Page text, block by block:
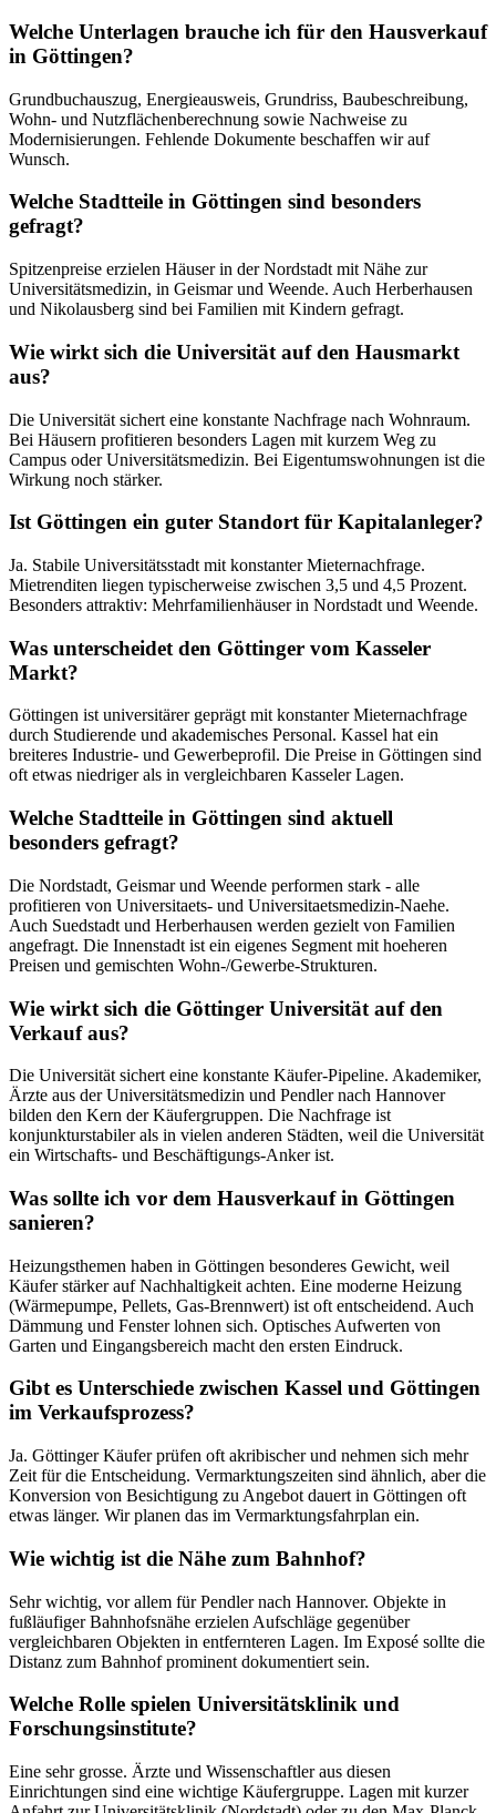
Welche Unterlagen brauche ich für den Hausverkauf
in Göttingen?
Grundbuchauszug, Energieausweis, Grundriss, Baubeschreibung,
Wohn- und Nutzflächenberechnung sowie Nachweise zu
Modernisierungen. Fehlende Dokumente beschaffen wir auf
Wunsch.
Welche Stadtteile in Göttingen sind besonders
gefragt?
Spitzenpreise erzielen Häuser in der Nordstadt mit Nähe zur
Universitätsmedizin, in Geismar und Weende. Auch Herberhausen
und Nikolausberg sind bei Familien mit Kindern gefragt.
Wie wirkt sich die Universität auf den Hausmarkt
aus?
Die Universität sichert eine konstante Nachfrage nach Wohnraum.
Bei Häusern profitieren besonders Lagen mit kurzem Weg zu
Campus oder Universitätsmedizin. Bei Eigentumswohnungen ist die
Wirkung noch stärker.
Ist Göttingen ein guter Standort für Kapitalanleger?
Ja. Stabile Universitätsstadt mit konstanter Mieternachfrage.
Mietrenditen liegen typischerweise zwischen 3,5 und 4,5 Prozent.
Besonders attraktiv: Mehrfamilienhäuser in Nordstadt und Weende.
Was unterscheidet den Göttinger vom Kasseler
Markt?
Göttingen ist universitärer geprägt mit konstanter Mieternachfrage
durch Studierende und akademisches Personal. Kassel hat ein
breiteres Industrie- und Gewerbeprofil. Die Preise in Göttingen sind
oft etwas niedriger als in vergleichbaren Kasseler Lagen.
Welche Stadtteile in Göttingen sind aktuell
besonders gefragt?
Die Nordstadt, Geismar und Weende performen stark - alle
profitieren von Universitaets- und Universitaetsmedizin-Naehe.
Auch Suedstadt und Herberhausen werden gezielt von Familien
angefragt. Die Innenstadt ist ein eigenes Segment mit hoeheren
Preisen und gemischten Wohn-/Gewerbe-Strukturen.
Wie wirkt sich die Göttinger Universität auf den
Verkauf aus?
Die Universität sichert eine konstante Käufer-Pipeline. Akademiker,
Ärzte aus der Universitätsmedizin und Pendler nach Hannover
bilden den Kern der Käufergruppen. Die Nachfrage ist
konjunkturstabiler als in vielen anderen Städten, weil die Universität
ein Wirtschafts- und Beschäftigungs-Anker ist.
Was sollte ich vor dem Hausverkauf in Göttingen
sanieren?
Heizungsthemen haben in Göttingen besonderes Gewicht, weil
Käufer stärker auf Nachhaltigkeit achten. Eine moderne Heizung
(Wärmepumpe, Pellets, Gas-Brennwert) ist oft entscheidend. Auch
Dämmung und Fenster lohnen sich. Optisches Aufwerten von
Garten und Eingangsbereich macht den ersten Eindruck.
Gibt es Unterschiede zwischen Kassel und Göttingen
im Verkaufsprozess?
Ja. Göttinger Käufer prüfen oft akribischer und nehmen sich mehr
Zeit für die Entscheidung. Vermarktungszeiten sind ähnlich, aber die
Konversion von Besichtigung zu Angebot dauert in Göttingen oft
etwas länger. Wir planen das im Vermarktungsfahrplan ein.
Wie wichtig ist die Nähe zum Bahnhof?
Sehr wichtig, vor allem für Pendler nach Hannover. Objekte in
fußläufiger Bahnhofsnähe erzielen Aufschläge gegenüber
vergleichbaren Objekten in entfernteren Lagen. Im Exposé sollte die
Distanz zum Bahnhof prominent dokumentiert sein.
Welche Rolle spielen Universitätsklinik und
Forschungsinstitute?
Eine sehr grosse. Ärzte und Wissenschaftler aus diesen
Einrichtungen sind eine wichtige Käufergruppe. Lagen mit kurzer